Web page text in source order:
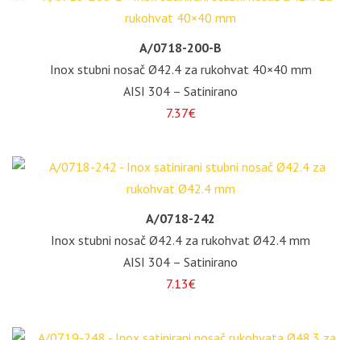
A/0718-200-B
Inox stubni nosač Ø42.4 za rukohvat 40×40 mm
AISI 304 – Satinirano
7.37€
A/0718-242
Inox stubni nosač Ø42.4 za rukohvat Ø42.4 mm
AISI 304 – Satinirano
7.13€